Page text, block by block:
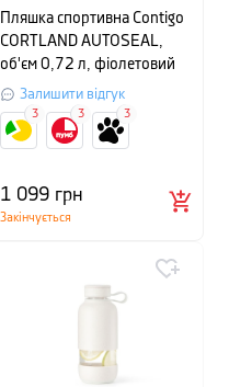
Пляшка спортивна Contigo
CORTLAND AUTOSEAL,
об'єм 0,72 л, фіолетовий
Залишити відгук
1 099 грн
Закінчується
3 3 3